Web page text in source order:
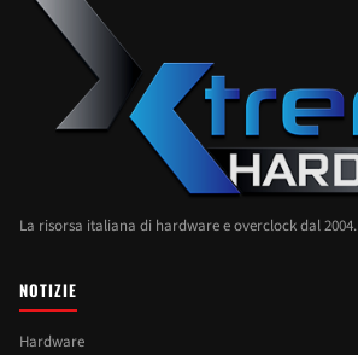
La risorsa italiana di hardware e overclock dal 2004.
NOTIZIE
Hardware